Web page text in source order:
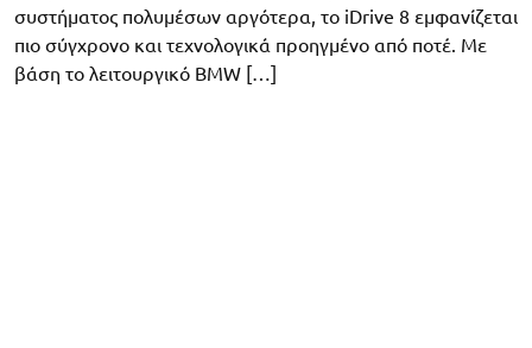
συστήματος πολυμέσων αργότερα, το iDrive 8 εμφανίζεται
πιο σύγχρονο και τεχνολογικά προηγμένο από ποτέ. Με
βάση το λειτουργικό BMW […]